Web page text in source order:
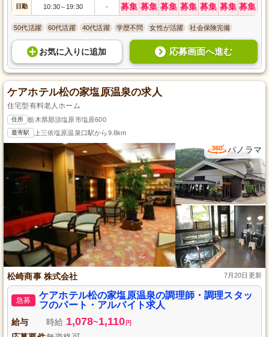
日勤 10:30～ 19:30 - 募集 募集 募集 募集 募集 募集 募集
50代活躍 60代活躍 40代活躍 学歴不問 女性が活躍 社会保険完備
お気に入り に追加 応募画面へ進む
ケアホテル松の家塩原温泉の求人
住宅型有料老人ホーム
住所 栃木県那須塩原市塩原600
最寄駅 上三依塩原温泉口駅から9.8km
パノラマ
松崎商事 株式会社 7月20日更新
急募
ケアホテル松の家塩原温泉の調理師・調理スタッ
フのパート・アルバイト求人
給与 時給 1,078~1,110 円